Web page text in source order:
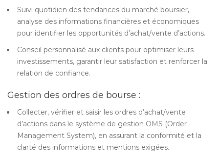
Suivi quotidien des tendances du marché boursier,
analyse des informations financières et économiques
pour identifier les opportunités d’achat/vente d’actions.
Conseil personnalisé aux clients pour optimiser leurs
investissements, garantir leur satisfaction et renforcer la
relation de confiance.
Gestion des ordres de bourse :
Collecter, vérifier et saisir les ordres d’achat/vente
d’actions dans le système de gestion OMS (Order
Management System), en assurant la conformité et la
clarté des informations et mentions exigées.